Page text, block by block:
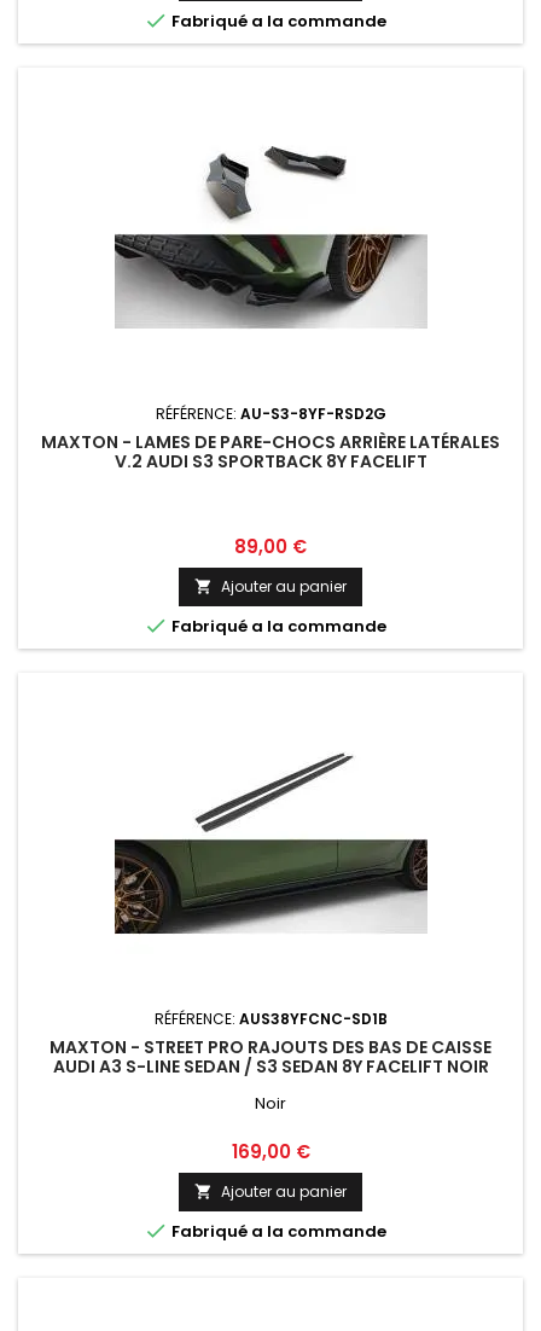
 Fabriqué a la commande
RÉFÉRENCE: AU-S3-8YF-RSD2G
MAXTON - LAMES DE PARE-CHOCS ARRIÈRE LATÉRALES
V.2 AUDI S3 SPORTBACK 8Y FACELIFT
Prix
89,00 €
 Ajouter au panier
 Fabriqué a la commande
RÉFÉRENCE: AUS38YFCNC-SD1B
MAXTON - STREET PRO RAJOUTS DES BAS DE CAISSE
AUDI A3 S-LINE SEDAN / S3 SEDAN 8Y FACELIFT NOIR
Noir
Prix
169,00 €
 Ajouter au panier
 Fabriqué a la commande